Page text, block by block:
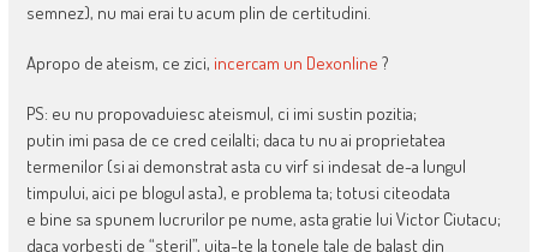
semnez), nu mai erai tu acum plin de certitudini.
Apropo de ateism, ce zici, incercam un Dexonline ?
PS: eu nu propovaduiesc ateismul, ci imi sustin pozitia;
putin imi pasa de ce cred ceilalti; daca tu nu ai proprietatea
termenilor (si ai demonstrat asta cu virf si indesat de-a lungul
timpului, aici pe blogul asta), e problema ta; totusi citeodata
e bine sa spunem lucrurilor pe nume, asta gratie lui Victor Ciutacu;
daca vorbesti de “steril”, uita-te la tonele tale de balast din